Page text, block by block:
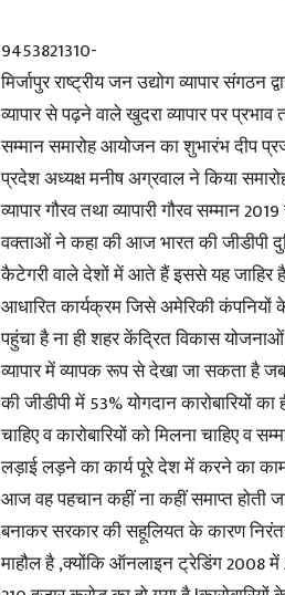
9453821310-
मिर्जापुर राष्ट्रीय जन उद्योग व्यापार
व्यापार से पढ़ने वाले खुदरा व्यापार पर
सम्मान समारोह आयोजन का शुभारंभ दीप
प्रदेश अध्यक्ष मनीष अग्रवाल ने किया
व्यापार गौरव तथा व्यापारी गौरव सम्मान
वक्ताओं ने कहा की आज भारत की जीडीपी
कैटेगरी वाले देशों में आते हैं इससे यह जाहिर
आधारित कार्यक्रम जिसे अमेरिकी कंपनियों
पहुंचा है ना ही शहर केंद्रित विकास
व्यापार में व्यापक रूप से देखा जा सकता
की जीडीपी में 53% योगदान कारोबारियों
चाहिए व कारोबारियों को मिलना चाहिए व
लड़ाई लड़ने का कार्य पूरे देश में करने का
आज वह पहचान कहीं ना कहीं समाप्त होती
बनाकर सरकार की सहूलियत के कारण
माहौल है ,क्योंकि ऑनलाइन ट्रेडिंग 2008